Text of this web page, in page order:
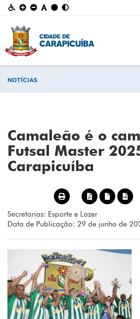
NOTÍCIAS
Camaleão é o
Futsal Master
Carapicuíba
Secretarias: Esporte e Lazer
Data de Publicação: 29 de junho de